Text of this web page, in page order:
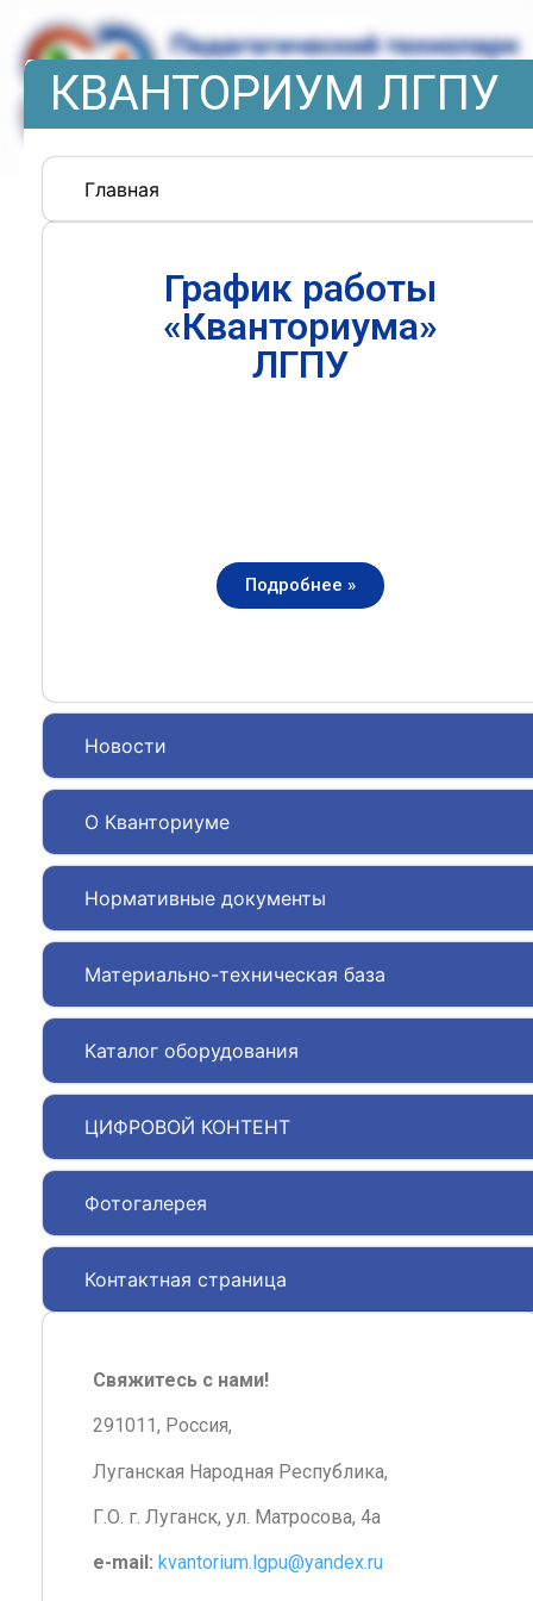
КВАНТОРИУМ ЛГПУ
Главная
Новости
О Кванториуме
Нормативные документы
Материально-техническая база
Каталог оборудования
ЦИФРОВОЙ КОНТЕНТ
Фотогалерея
Контактная страница
График работы
«Кванториума»
ЛГПУ
Подробнее »
Свяжитесь с нами!
291011, Россия,
Луганская Народная Республика,
Г.О. г. Луганск, ул. Матросова, 4а
e-mail: kvantorium.lgpu@yandex.ru